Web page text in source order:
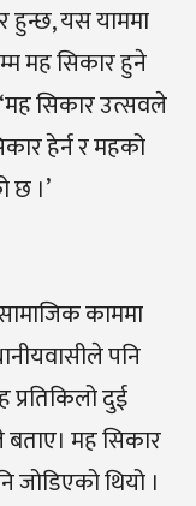
हुन्छ, यस याममा
मह सिकार हुने
सिकार उत्सवले
हेर्न र महको
छ ।’
काममा
पनि
प्रतिकिलो दुई
बताए। मह सिकार
थियो ।